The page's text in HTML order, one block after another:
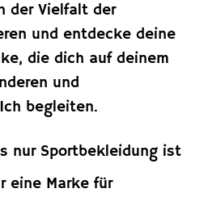
der Vielfalt der
und entdecke deine
die dich auf deinem
und
begleiten.
nur Sportbekleidung ist
eine Marke für